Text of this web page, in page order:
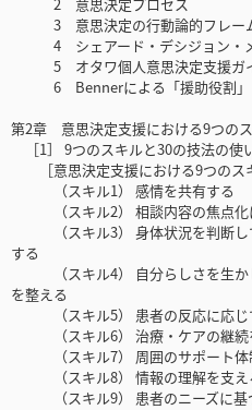
3 意思決定の行動論的フレー
4 シェアード・デシジョン・
5 オタワ個人意思決定支援ガ
6 Bennerによる「援助役割」
第2章 意思決定支援における9つの
［1］ 9つのスキルと30の技法の使
［意思決定支援における9つのス
（スキル1） 感情を共有する
（スキル2） 相談内容の焦点化
（スキル3） 身体状況を判断し
する
（スキル4） 自分らしさを生か
を整える
（スキル5） 患者の反応に応じ
（スキル6） 治療・ケアの継続
（スキル7） 周囲のサポート体
（スキル8） 情報の理解を支え
（スキル9） 患者のニーズに基